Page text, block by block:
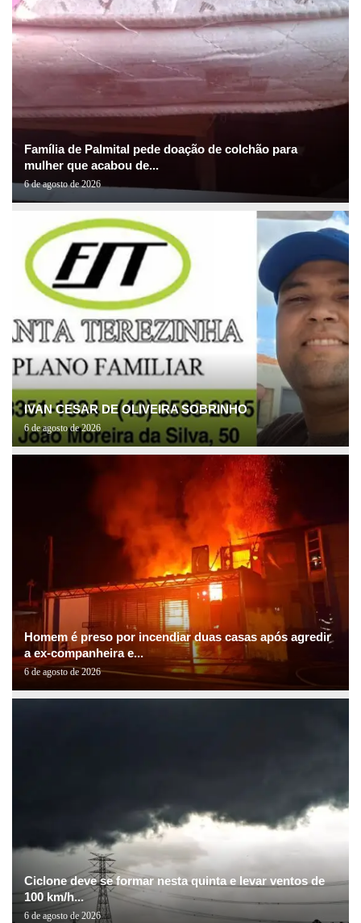
Família de Palmital pede doação de colchão para
mulher que acabou de...
6 de agosto de 2026
IVAN CESAR DE OLIVEIRA SOBRINHO
6 de agosto de 2026
Homem é preso por incendiar duas casas após agredir
a ex-companheira e...
6 de agosto de 2026
Ciclone deve se formar nesta quinta e levar ventos de
100 km/h...
6 de agosto de 2026